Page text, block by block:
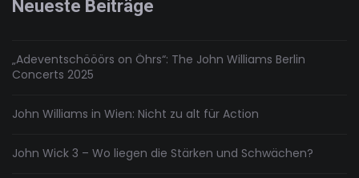
James
Bond
Neueste Beiträge
„Adeventschööörs on Öhrs“: The John Williams Berlin
Concerts 2025
John Williams in Wien: Nicht zu alt für Action
John Wick 3 – Wo liegen die Stärken und Schwächen?